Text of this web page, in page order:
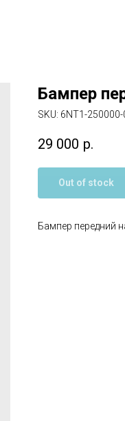
Бампер
SKU: 6NT1-250000-
29 000 р.
Out of stock
Бампер передний